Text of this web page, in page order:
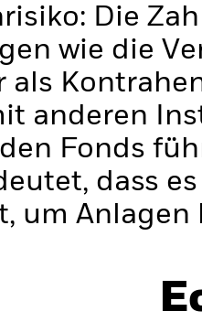
Die
wie die
als
anderen
Fonds
dass
um